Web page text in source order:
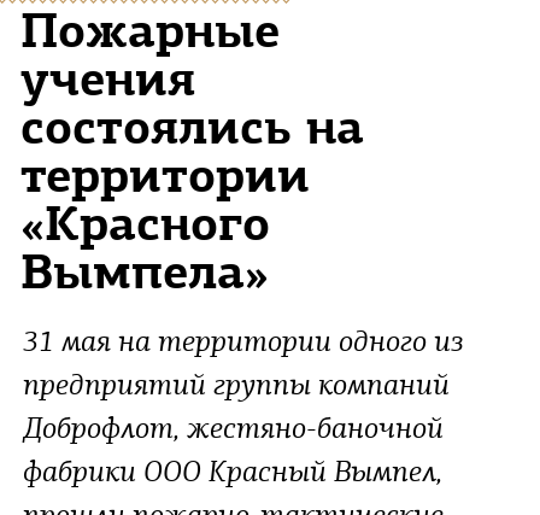
Пожарные
учения
состоялись на
территории
«Красного
Вымпела»
31 мая на территории одного из
предприятий группы компаний
Доброфлот, жестяно-баночной
фабрики ООО Красный Вымпел,